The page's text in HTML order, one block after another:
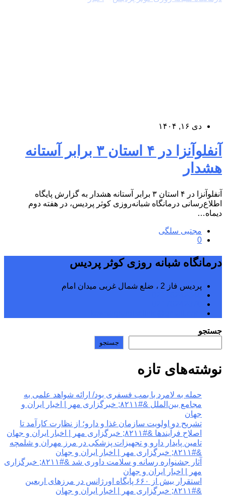
دی ۱۶, ۱۴۰۴
آنفلوآنزا در ۴ استان ۳ برابر آستانه
هشدار
آنفلوآنزا در ۴ استان ۳ برابر آستانه هشدار به گزارش پایگاه
اطلاع‌رسانی درمانگاه شبانه‌روزی کوثر پردیس، در هفته دوم
دیماه…
مجتبی سلگی
0
درمانگاه شبانه روزی کوثر پردیس
پردیس فاز 2 ، ضلع شمال غربی میدان امام
جستجو
جستجو
نوشته‌های تازه
حمله به لامرد با بمب فسفری بود/ ارائه شواهد علمی به
مجامع بین‌الملل &#۸۲۱۱; خبرگزاری مهر | اخبار ایران و
جهان
تشریح دو اولویت سازمان غذا و دارو؛ از نظارت کارآمد تا
اصلاح فرآیندها &#۸۲۱۱; خبرگزاری مهر | اخبار ایران و جهان
تامین پایدار دارو و تجهیزات پزشکی در مرز مهران و شلمچه
&#۸۲۱۱; خبرگزاری مهر | اخبار ایران و جهان
آثار جشنواره رسانه و سلامت داوری شد &#۸۲۱۱; خبرگزاری
مهر | اخبار ایران و جهان
استقرار بیش از ۶۶۰ پایگاه اورژانس در مرزهای اربعین
&#۸۲۱۱; خبرگزاری مهر | اخبار ایران و جهان